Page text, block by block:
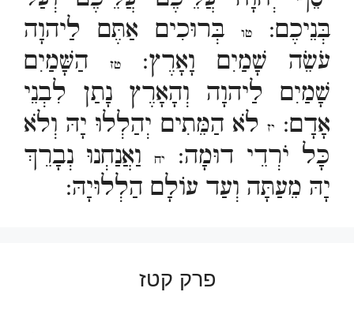
בְּנֵיכֶם:
טו
בְּרוּכִים אַתֶּם לַיהוָה
עֹשֵׂה שָׁמַיִם וָאָרֶץ:
טז
הַשָּׁמַיִם
שָׁמַיִם לַיהוָה וְהָאָרֶץ נָתַן לִבְנֵי
אָדָם: יז לֹא הַמֵּתִים יְהַלְלוּ יָהּ וְלֹא
כָּל יֹרְדֵי דוּמָה:
יח
וַאֲנַחְנוּ נְבָרֵךְ
יָהּ מֵעַתָּה וְעַד עוֹלָם הַלְלוּיָהּ:
פרק קטז